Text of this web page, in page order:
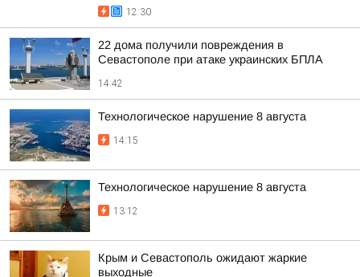
12:30
22 дома получили повреждения в
Севастополе при атаке украинских БПЛА
14:42
Технологическое нарушение 8 августа
14:15
Технологическое нарушение 8 августа
13:12
Крым и Севастополь ожидают жаркие
выходные